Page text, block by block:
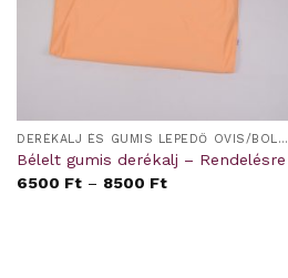
DERÉKALJ ÉS GUMIS LEPEDŐ OVIS/BÖLCSIS FEKTETŐRE
Bélelt gumis derékalj – Rendelésre
6500 Ft – 8500 Ft